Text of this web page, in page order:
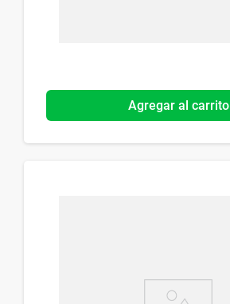
Agregar al carrito